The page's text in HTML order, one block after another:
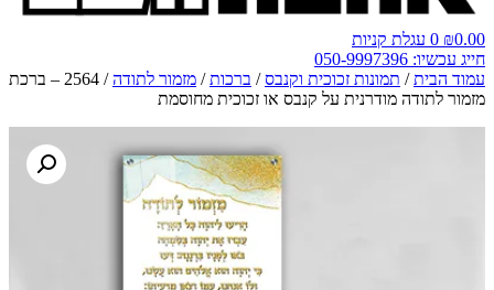
₪0.00
0 עגלת קניות
חייג עכשיו: 050-9997396
עמוד הבית/ תמונות זכוכית וקנבס/ ברכות/ מזמור לתודה
/ 2564 – ברכת
מזמור לתודה מודרנית על קנבס או זכוכית מחוסמת